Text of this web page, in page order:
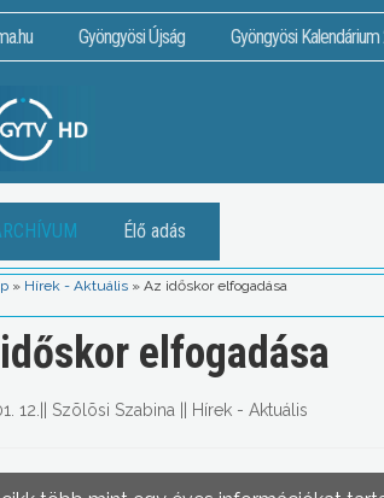
Gyöngyösi Újság Gyöngyösi
Élő adás
» Hírek - Aktuális » Az időskor elfogadása
elfogadása
12. Szõlõsi Szabina Hírek - Aktuális